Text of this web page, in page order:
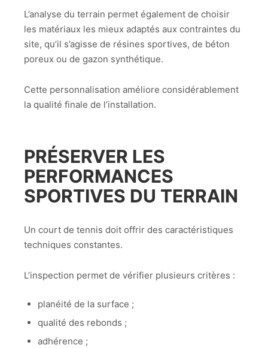
L’analyse du terrain permet également de choisir
les matériaux les mieux adaptés aux contraintes du
site, qu’il s’agisse de résines sportives, de béton
poreux ou de gazon synthétique.
Cette personnalisation améliore considérablement
la qualité finale de l’installation.
PRÉSERVER LES
PERFORMANCES
SPORTIVES DU TERRAIN
Un court de tennis doit offrir des caractéristiques
techniques constantes.
L’inspection permet de vérifier plusieurs critères :
planéité de la surface ;
qualité des rebonds ;
adhérence ;